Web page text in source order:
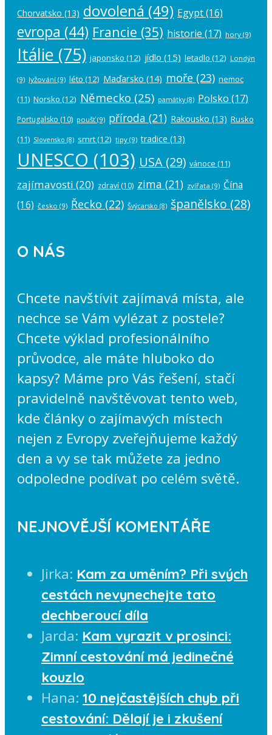
Chorvatsko (13) dovolená (49) Egypt(16)
evropa (44) Francie (35) historie (17) hory (9)
Itálie (75) japonsko (12) jídlo (15) letadlo (12) Londýn
(9) lyžování (9) léto (12) Maďarsko (14) moře (23) nemoc
(11) Norsko (12) Německo (25) památky(8) Polsko (17)
Portugalsko (10) poušť(9) příroda (21) Rakousko (13) Rusko
(11) Slovensko (8) smrt(12) tipy (9) tradice (13)
UNESCO (103) USA (29) vánoce (11)
zajímavosti (20) zdraví (10) zima (21) zvířata (9) Čína
(16) česko (9) Řecko (22) Švýcarsko (8) španělsko (28)
O NÁS
Chcete navštívit zajímavá místa, ale
nechce se Vám vylézat z postele?
Chcete výklad profesionálního
průvodce, ale máte hluboko do
kapsy? Máme pro Vás řešení, stačí
pravidelně navštěvovat tento web,
kde články o zajímavých místech
nejen z Evropy zveřejňujeme každý
den a vy se tak můžete za jedno
odpoledne podívat po celém světě.
NEJNOVĚJŠÍ KOMENTÁŘE
Jirka: Kam za uměním? Při svých
cestách nevynechejte tato
dechberoucí díla
Jarda: Kam vyrazit v prosinci:
Zimní cestování má jedinečné
kouzlo
Hana: 10 nejčastějších chyb při
cestování: Dělají je i zkušení